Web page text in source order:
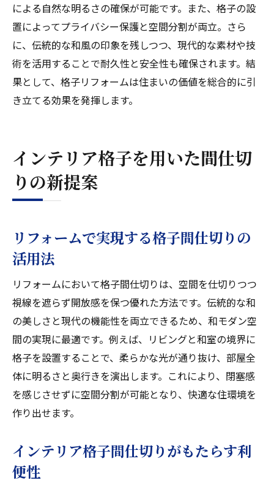
による自然な明るさの確保が可能です。また、格子の設
置によってプライバシー保護と空間分割が両立。さら
に、伝統的な和風の印象を残しつつ、現代的な素材や技
術を活用することで耐久性と安全性も確保されます。結
果として、格子リフォームは住まいの価値を総合的に引
き立てる効果を発揮します。
インテリア格子を用いた間仕切
りの新提案
リフォームで実現する格子間仕切りの
活用法
リフォームにおいて格子間仕切りは、空間を仕切りつつ
視線を遮らず開放感を保つ優れた方法です。伝統的な和
の美しさと現代の機能性を両立できるため、和モダン空
間の実現に最適です。例えば、リビングと和室の境界に
格子を設置することで、柔らかな光が通り抜け、部屋全
体に明るさと奥行きを演出します。これにより、閉塞感
を感じさせずに空間分割が可能となり、快適な住環境を
作り出せます。
インテリア格子間仕切りがもたらす利
便性